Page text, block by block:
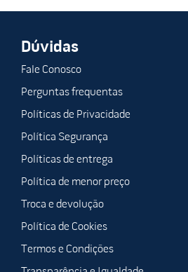
1,00M 50M P00010 Salvabras é
e construções, oferecendo
Dúvidas
Fale Conosco
Perguntas frequentas
Políticas de Privacidade
Política Segurança
Políticas de entrega
Política de menor preço
Troca e devolução
Política de Cookies
Termos e Condições